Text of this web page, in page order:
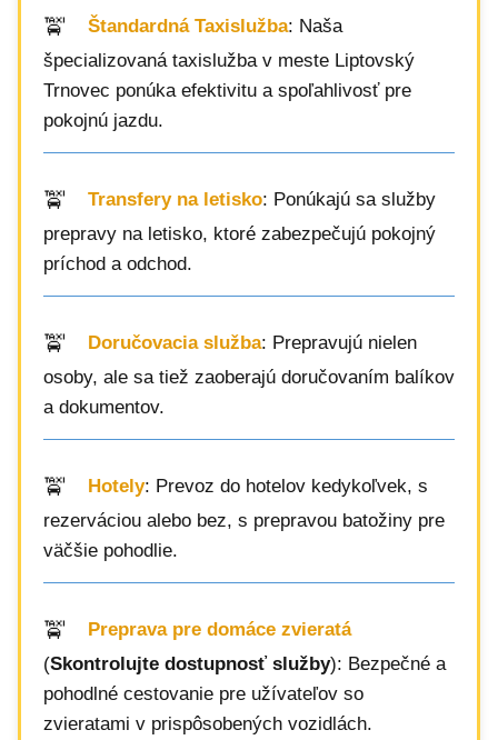
Štandardná Taxislužba: Naša
špecializovaná taxislužba v meste Liptovský
Trnovec ponúka efektivitu a spoľahlivosť pre
pokojnú jazdu.
Transfery na letisko: Ponúkajú sa služby
prepravy na letisko, ktoré zabezpečujú pokojný
príchod a odchod.
Doručovacia služba: Prepravujú nielen
osoby, ale sa tiež zaoberajú doručovaním balíkov
a dokumentov.
Hotely: Prevoz do hotelov kedykoľvek, s
rezerváciou alebo bez, s prepravou batožiny pre
väčšie pohodlie.
Preprava pre domáce zvieratá
(Skontrolujte dostupnosť služby): Bezpečné a
pohodlné cestovanie pre užívateľov so
zvieratami v prispôsobených vozidlách.